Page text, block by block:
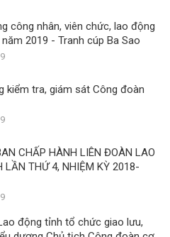
công nhân, viên chức, lao động
lần thứ XVI năm 2019 - Tranh cúp Ba Sao
kiểm tra, giám sát Công đoàn
CHẤP HÀNH LIÊN ĐOÀN LAO
động tỉnh tổ chức giao lưu,